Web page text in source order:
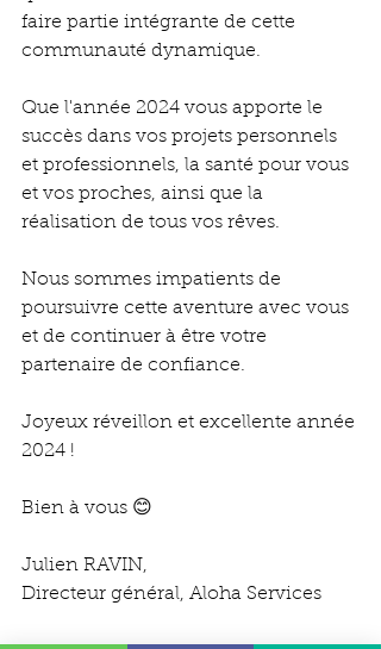
faire partie intégrante de cette
communauté dynamique.
Que l'année 2024 vous apporte le
succès dans vos projets personnels
et professionnels, la santé pour vous
et vos proches, ainsi que la
réalisation de tous vos rêves.
Nous sommes impatients de
poursuivre cette aventure avec vous
et de continuer à être votre
partenaire de confiance.
Joyeux réveillon et excellente année
2024 !
Bien à vous 😊
Julien RAVIN,
Directeur général, Aloha Services